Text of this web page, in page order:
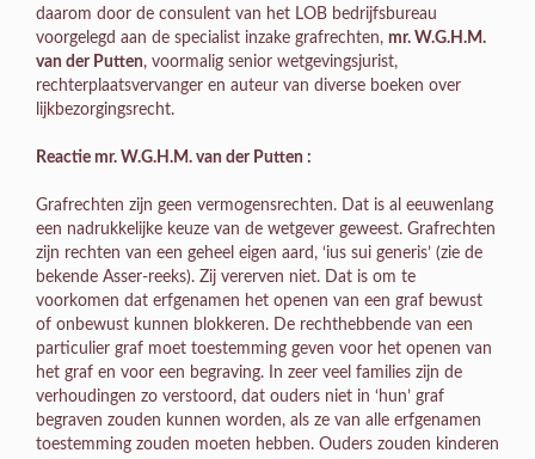
daarom door de consulent van het LOB bedrijfsbureau
voorgelegd aan de specialist inzake grafrechten, mr. W.G.H.M.
van der Putten, voormalig senior wetgevingsjurist,
rechterplaatsvervanger en auteur van diverse boeken over
lijkbezorgingsrecht.
Reactie mr. W.G.H.M. van der Putten :
Grafrechten zijn geen vermogensrechten. Dat is al eeuwenlang
een nadrukkelijke keuze van de wetgever geweest. Grafrechten
zijn rechten van een geheel eigen aard, ‘ius sui generis’ (zie de
bekende Asser-reeks). Zij vererven niet. Dat is om te
voorkomen dat erfgenamen het openen van een graf bewust
of onbewust kunnen blokkeren. De rechthebbende van een
particulier graf moet toestemming geven voor het openen van
het graf en voor een begraving. In zeer veel families zijn de
verhoudingen zo verstoord, dat ouders niet in ‘hun’ graf
begraven zouden kunnen worden, als ze van alle erfgenamen
toestemming zouden moeten hebben. Ouders zouden kinderen